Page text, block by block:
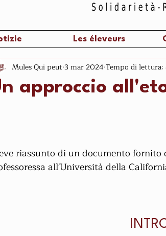
Les éleveurs
approccio
Mules Qui peut 3 mar 2024 Tempo di
riassunto di un documento
all'Università della